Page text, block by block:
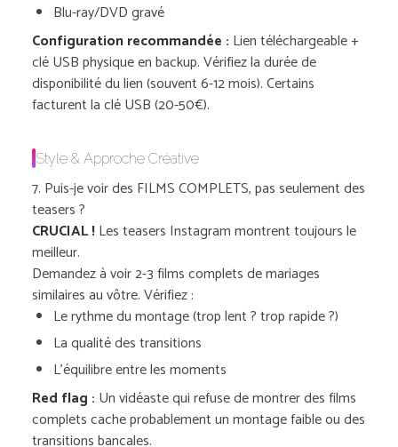
Blu-ray/DVD gravé
Configuration recommandée : Lien téléchargeable +
clé USB physique en backup. Vérifiez la durée de
disponibilité du lien (souvent 6-12 mois). Certains
facturent la clé USB (20-50€).
Style & Approche Créative
7. Puis-je voir des FILMS COMPLETS, pas seulement des
teasers ?
CRUCIAL !Les teasers Instagram montrent toujours le
meilleur.
Demandez à voir 2-3 films complets de mariages
similaires au vôtre. Vérifiez :
Le rythme du montage (trop lent ? trop rapide ?)
La qualité des transitions
L’équilibre entre les moments
Red flag : Un vidéaste qui refuse de montrer des films
complets cache probablement un montage faible ou des
transitions bancales.